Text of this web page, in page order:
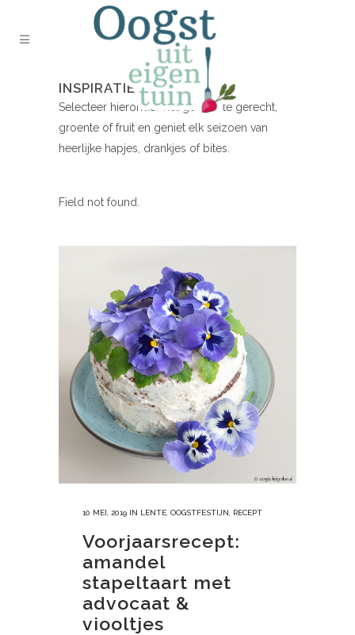
INSPIRATIE NODIG?
Selecteer hieronder het gewenste gerecht,
groente of fruit en geniet elk seizoen van
heerlijke hapjes, drankjes of bites.
Field not found.
10 MEI, 2019 IN LENTE OOGSTFESTIJN RECEPT
Voorjaarsrecept:
amandel
stapeltaart met
advocaat &
viooltjes